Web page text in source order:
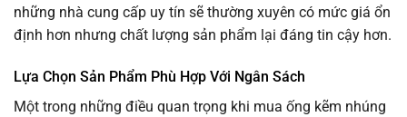
những nhà cung cấp uy tín sẽ thường xuyên có mức giá ổn
định hơn nhưng chất lượng sản phẩm lại đáng tin cậy hơn.
Lựa Chọn Sản Phẩm Phù Hợp Với Ngân Sách
Một trong những điều quan trọng khi mua ống kẽm nhúng